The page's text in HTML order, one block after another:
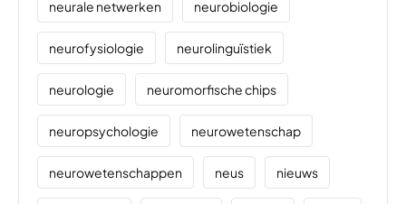
neurale netwerken neurobiologie
neurofysiologie neurolinguïstiek
neurologie neuromorfische chips
neuropsychologie neurowetenschap
neurowetenschappen neus nieuws